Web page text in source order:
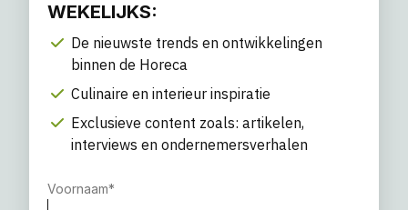
WEKELIJKS:
De nieuwste trends en ontwikkelingen
binnen de Horeca
Culinaire en interieur inspiratie
Exclusieve content zoals: artikelen,
interviews en ondernemersverhalen
Voornaam*